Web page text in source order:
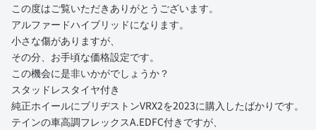
この度はご覧いただきありがとうございます。
アルファードハイブリッドになります。
小さな傷がありますが、
その分、お手頃な価格設定です。
この機会に是非いかがでしょうか？
スタッドレスタイヤ付き
純正ホイールにブリヂストンVRX2を2023に購入したばかりです。
テインの車高調フレックスA.EDFC付きですが、